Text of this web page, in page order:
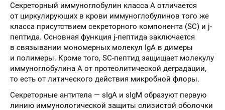
Секреторный иммуноглобулин класса А отличается
от циркулирующих в крови иммуноглобулинов того же
класса присутствием секреторного компонента (SC) и j-
пептида. Основная функция j-пептида заключается
в связывании мономерных молекул IgA в димеры
и полимеры. Кроме того, SC-пептид защищает молекулу
иммуноглобулина А от протеолитической деградации,
то есть от литического действия микробной флоры.
Секреторные антитела — sIgA и sIgM образуют первую
линию иммунологической защиты слизистой оболочки